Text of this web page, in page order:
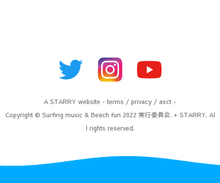
A STARRY website - terms / privacy / asct -
Copyright © Surfing music & Beach fun 2022 実行委員会. + STARRY. Al
l rights reserved.